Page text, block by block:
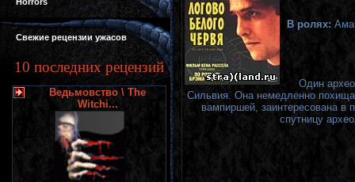
Свежие рецензии ужасов
10 последних рецензий
Ведьмовство \ The
Witchi...
В ролях:
Один
Сильвия. Она немедленно
вампиршей, заинтересована в
спутницу